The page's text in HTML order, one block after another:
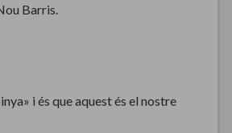
Barris.
i és que aquest és el nostre